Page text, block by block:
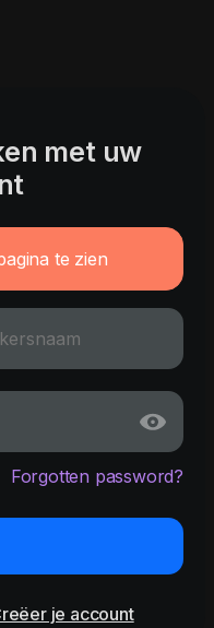
met uw
te zien
Forgotten password?
je account